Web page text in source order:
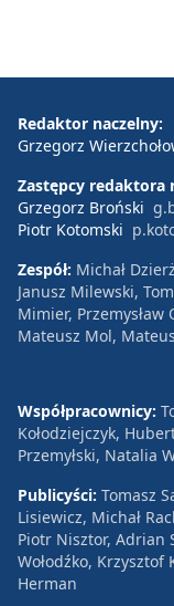
Redaktor naczelny:
Grzegorz
Zastępcy redaktora
Grzegorz Broński
Piotr Kotomski
Zespół: Michał
Janusz Milewski,
Mimier, Przemysław
Mateusz Mol,
Współpracownicy:
Kołodziejczyk,
Przemyłski, Natalia
Publicyści: Tomasz
Lisiewicz, Michał
Piotr Nisztor, Adrian
Wołodźko,
Herman